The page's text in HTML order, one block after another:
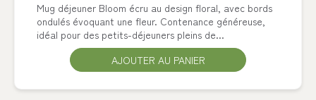
Mug déjeuner Bloom écru au design floral, avec bords
ondulés évoquant une fleur. Contenance généreuse,
idéal pour des petits-déjeuners pleins de...
AJOUTER AU PANIER